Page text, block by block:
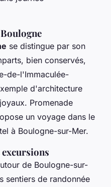
se distingue par son
bien conservés,
de-l'Immaculée-
d'architecture
Promenade
un voyage dans le
à Boulogne-sur-Mer.
de Boulogne-sur-
sentiers de randonnée